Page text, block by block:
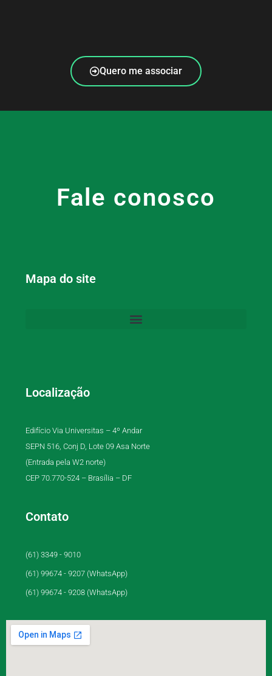
Quero me associar
Fale conosco
Mapa do site
Localização
Edifício Via Universitas – 4º Andar
SEPN 516, Conj D, Lote 09 Asa Norte
(Entrada pela W2 norte)
CEP 70.770-524 – Brasília – DF
Contato
(61) 3349 - 9010
(61) 99674 - 9207 (WhatsApp)
(61) 99674 - 9208 (WhatsApp)